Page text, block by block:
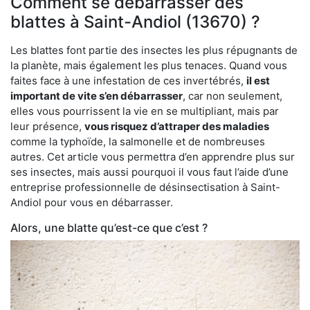
blattes à Saint-Andiol (13670) ?
Les blattes font partie des insectes les plus répugnants de
la planète, mais également les plus tenaces. Quand vous
faites face à une infestation de ces invertébrés, il est
important de vite s’en débarrasser, car non seulement,
elles vous pourrissent la vie en se multipliant, mais par
leur présence, vous risquez d’attraper des maladies
comme la typhoïde, la salmonelle et de nombreuses
autres. Cet article vous permettra d’en apprendre plus sur
ses insectes, mais aussi pourquoi il vous faut l’aide d’une
entreprise professionnelle de désinsectisation à Saint-
Andiol pour vous en débarrasser.
Alors, une blatte qu’est-ce que c’est ?